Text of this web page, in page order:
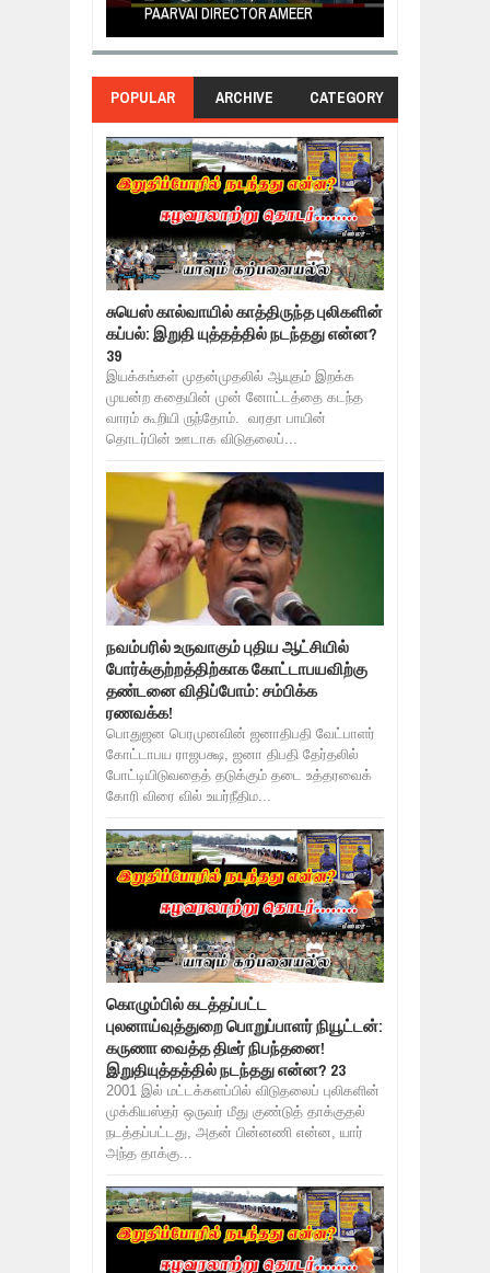
PAARVAI DIRECTOR AMEER
POPULAR ARCHIVE CATEGORY
சுயெஸ் கால்வாயில் காத்திருந்த புலிகளின்
கப்பல்: இறுதி யுத்தத்தில் நடந்தது என்ன?
39
இயக்கங்கள் முதன்முதலில் ஆயுதம் இறக்க
முயன்ற கதையின் முன் னோட்டத்தை கடந்த
வாரம் கூறியி ருந்தோம். வரதா பாயின்
தொடர்பின் ஊடாக விடுதலைப்...
நவம்பரில் உருவாகும் புதிய ஆட்சியில்
போர்க்குற்றத்திற்காக கோட்டாபயவிற்கு
தண்டனை விதிப்போம்: சம்பிக்க
ரணவக்க!
பொதுஜன பெரமுனவின் ஜனாதிபதி வேட்பாளர்
கோட்டாபய ராஜபக்ஷ, ஜனா திபதி தேர்தலில்
போட்டியிடுவதைத் தடுக்கும் தடை உத்தரவைக்
கோரி விரை வில் உயர்நீதிம...
கொழும்பில் கடத்தப்பட்ட
புலனாய்வுத்துறை பொறுப்பாளர் நியூட்டன்:
கருணா வைத்த திடீர் நிபந்தனை!
இறுதியுத்தத்தில் நடந்தது என்ன? 23
2001 இல் மட்டக்களப்பில் விடுதலைப் புலிகளின்
முக்கியஸ்தர் ஒருவர் மீது குண்டுத் தாக்குதல்
நடத்தப்பட்டது, அதன் பின்னணி என்ன, யார்
அந்த தாக்கு...